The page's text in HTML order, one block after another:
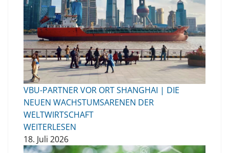
VBU-PARTNER VOR ORT SHANGHAI | DIE
NEUEN WACHSTUMSARENEN DER
WELTWIRTSCHAFT
WEITERLESEN
18. Juli 2026